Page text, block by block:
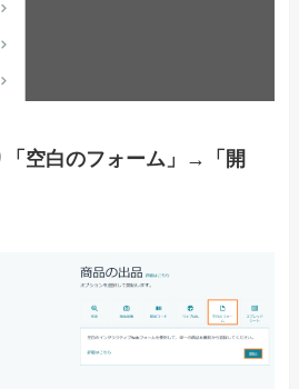
「空白のフォーム」 →
「開